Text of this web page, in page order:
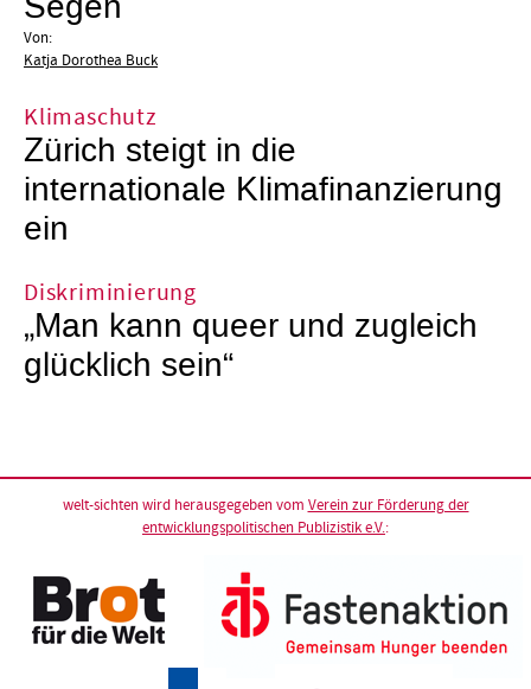
Von:
Katja Dorothea Buck
Klimaschutz
Zürich steigt in die
internationale Klimafinanzierung
ein
Diskriminierung
„Man kann queer und zugleich
glücklich sein“
welt-sichten wird herausgegeben vom Verein zur Förderung der
entwicklungspolitischen Publizistik e.V.: